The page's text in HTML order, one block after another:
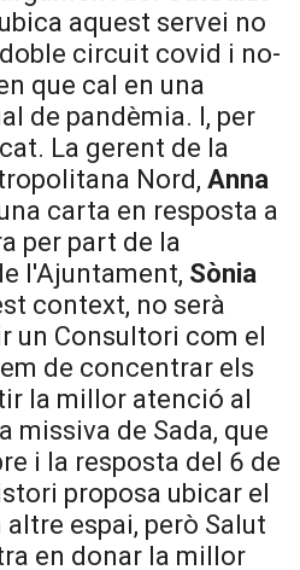
aquest servei no
circuit covid i no-
que cal en una
de pandèmia. I, per
La gerent de la
Nord,Anna
carta en resposta a
per part de la
l'Ajuntament, Sònia
context, no serà
un Consultori com el
de concentrar els
la millor atenció al
missiva de Sada, que
i la resposta del 6 de
proposa ubicar el
espai, però Salut
en donar la millor